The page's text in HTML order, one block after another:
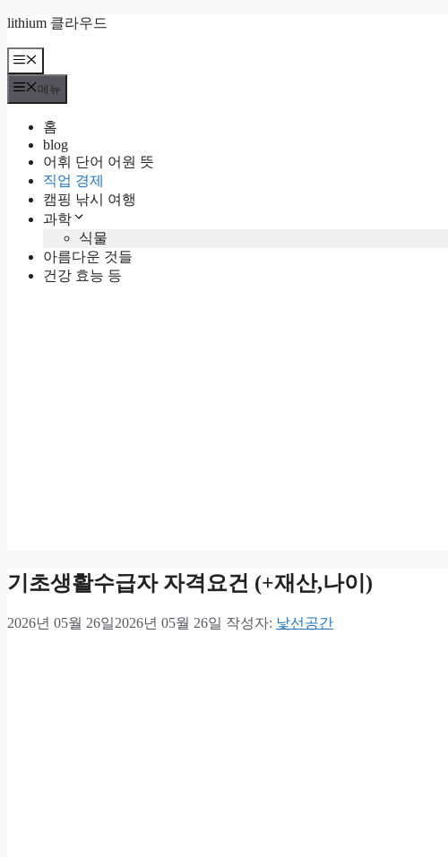
컨
츠
로
lithium 클라우드
메
뉴
메뉴
홈
blog
어휘 단어 어원 뜻
직업 경제
캠핑 낚시 여행
과학
식물
아름다운 것들
건강 효능 등
기초생활수급자 자격요건 (+재산,나이)
2026년 05월 26일2026년 05월 26일 작성자: 낯선공간